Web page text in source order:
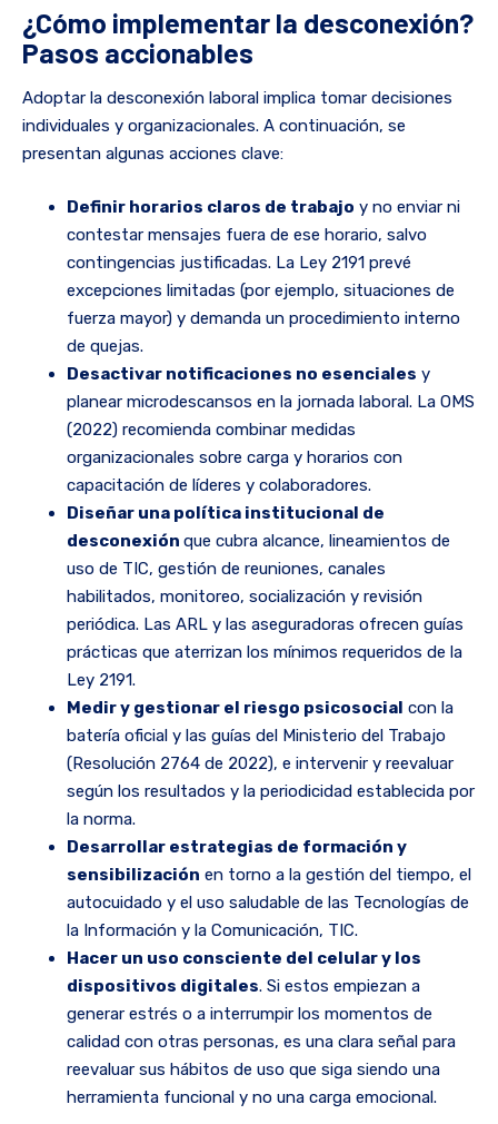
¿Cómo implementar la desconexión?
Pasos accionables
Adoptar la desconexión laboral implica tomar decisiones
individuales y organizacionales. A continuación, se
presentan algunas acciones clave:
Definir horarios claros de trabajo y no enviar ni
contestar mensajes fuera de ese horario, salvo
contingencias justificadas. La Ley 2191 prevé
excepciones limitadas (por ejemplo, situaciones de
fuerza mayor) y demanda un procedimiento interno
de quejas.
Desactivar notificaciones no esenciales y
planear microdescansos en la jornada laboral. La OMS
(2022) recomienda combinar medidas
organizacionales sobre carga y horarios con
capacitación de líderes y colaboradores.
Diseñar una política institucional de
desconexión que cubra alcance, lineamientos de
uso de TIC, gestión de reuniones, canales
habilitados, monitoreo, socialización y revisión
periódica. Las ARL y las aseguradoras ofrecen guías
prácticas que aterrizan los mínimos requeridos de la
Ley 2191.
Medir y gestionar el riesgo psicosocial con la
batería oficial y las guías del Ministerio del Trabajo
(Resolución 2764 de 2022), e intervenir y reevaluar
según los resultados y la periodicidad establecida por
la norma.
Desarrollar estrategias de formación y
sensibilización en torno a la gestión del tiempo, el
autocuidado y el uso saludable de las Tecnologías de
la Información y la Comunicación, TIC.
Hacer un uso consciente del celular y los
dispositivos digitales. Si estos empiezan a
generar estrés o a interrumpir los momentos de
calidad con otras personas, es una clara señal para
reevaluar sus hábitos de uso que siga siendo una
herramienta funcional y no una carga emocional.